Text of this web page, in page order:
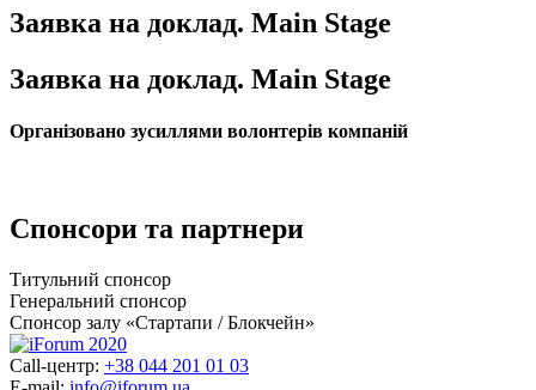
Заявка на доклад. Main Stage
Заявка на доклад. Main Stage
Організовано зусиллями волонтерів компаній
Спонсори та партнери
Титульний спонсор
Генеральний спонсор
Спонсор залу «Стартапи / Блокчейн»
Call-центр: +38 044 201 01 03